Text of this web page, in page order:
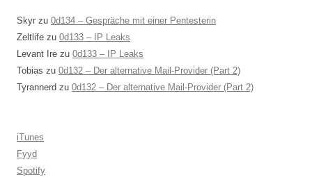
Skyr zu 0d134 – Gespräche mit einer Pentesterin
Zeltlife zu 0d133 – IP Leaks
Levant Ire zu 0d133 – IP Leaks
Tobias zu 0d132 – Der alternative Mail-Provider (Part 2)
Tyrannerd zu 0d132 – Der alternative Mail-Provider (Part 2)
iTunes
Fyyd
Spotify